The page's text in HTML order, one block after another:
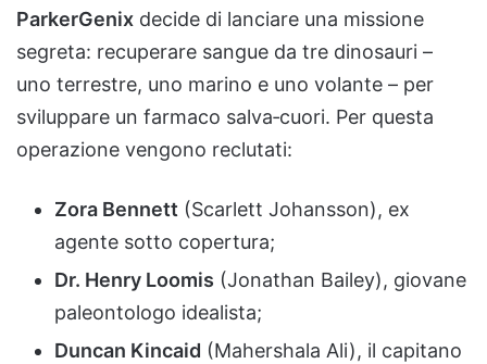
ParkerGenix decide di lanciare una missione
segreta: recuperare sangue da tre dinosauri –
uno terrestre, uno marino e uno volante – per
sviluppare un farmaco salva‑cuori. Per questa
operazione vengono reclutati:
Zora Bennett (Scarlett Johansson), ex
agente sotto copertura;
Dr. Henry Loomis (Jonathan Bailey), giovane
paleontologo idealista;
Duncan Kincaid (Mahershala Ali), il capitano